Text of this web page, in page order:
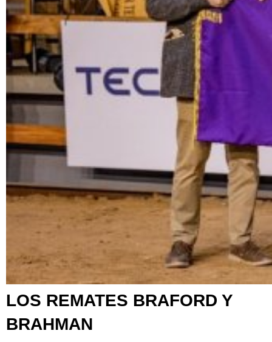
LOS REMATES BRAFORD Y
BRAHMAN